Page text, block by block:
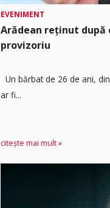
EVENIMENT
Arădean reținut
provizoriu
Un bărbat de 26 de ani,
ar fi...
citește mai mult »